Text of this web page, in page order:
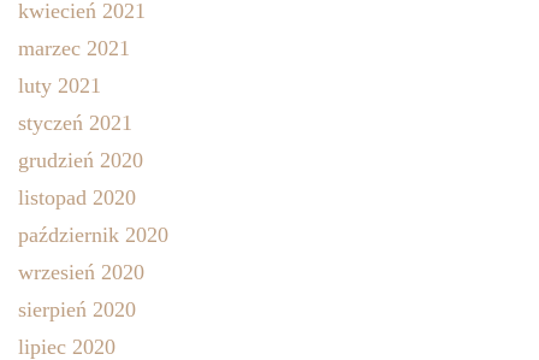
kwiecień 2021
marzec 2021
luty 2021
styczeń 2021
grudzień 2020
listopad 2020
październik 2020
wrzesień 2020
sierpień 2020
lipiec 2020